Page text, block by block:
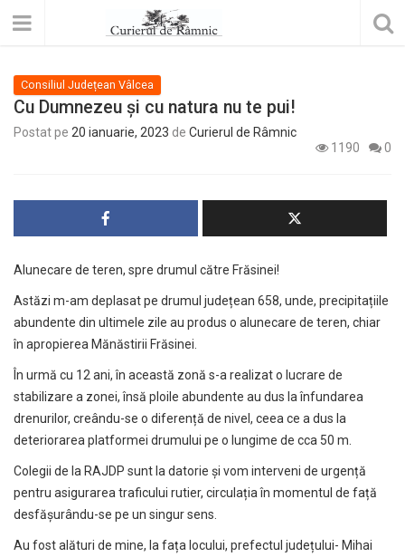
Consiliul Județean Vâlcea
Cu Dumnezeu și cu natura nu te pui!
Postat pe 20 ianuarie, 2023 de Curierul de Râmnic
1190
0
Alunecare de teren, spre drumul către Frăsinei!
Astăzi m-am deplasat pe drumul județean 658, unde, precipitațiile
abundente din ultimele zile au produs o alunecare de teren, chiar
în apropierea Mănăstirii Frăsinei.
În urmă cu 12 ani, în această zonă s-a realizat o lucrare de
stabilizare a zonei, însă ploile abundente au dus la înfundarea
drenurilor, creându-se o diferență de nivel, ceea ce a dus la
deteriorarea platformei drumului pe o lungime de cca 50 m.
Colegii de la RAJDP sunt la datorie și vom interveni de urgență
pentru asigurarea traficului rutier, circulația în momentul de față
desfășurându-se pe un singur sens.
Au fost alături de mine, la fața locului, prefectul județului- Mihai